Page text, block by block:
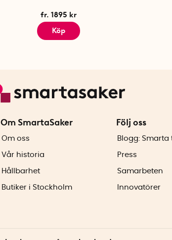
fr. 1895 kr
Köp
Om SmartaSaker
Om oss
Vår historia
Hållbarhet
Butiker i Stockholm
Följ oss
Blogg: Smarta
Press
Samarbeten
Innovatörer